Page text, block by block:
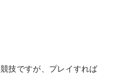
技ですが、プレイすれば